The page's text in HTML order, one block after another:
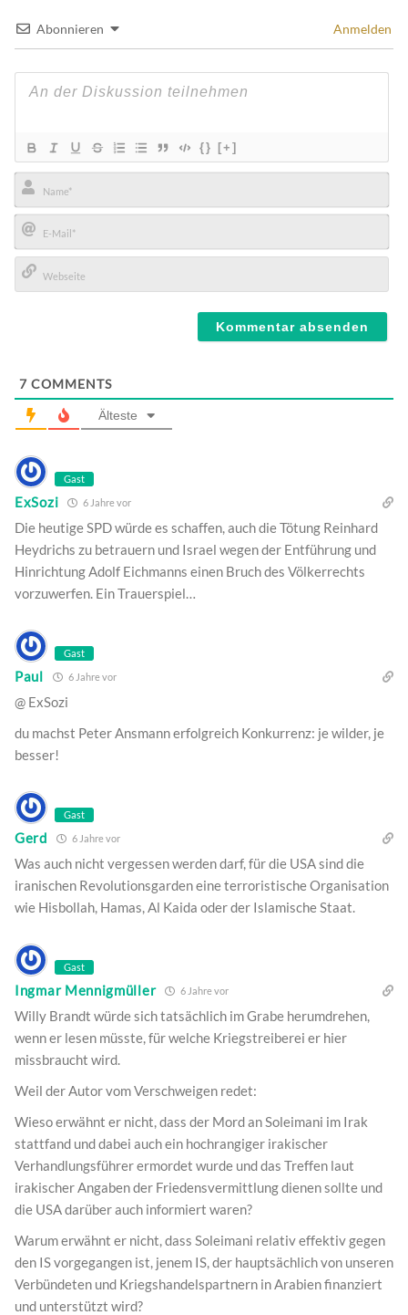
Abonnieren Anmelden
{} [+]
Name*
E-
Mail*
7 COMMENTS
Älteste
Gast
ExSozi 6 Jahre vor
Die heutige SPD würde es schaffen, auch die Tötung Reinhard
Heydrichs zu betrauern und Israel wegen der Entführung und
Hinrichtung Adolf Eichmanns einen Bruch des Völkerrechts
vorzuwerfen. Ein Trauerspiel…
Gast
Paul 6 Jahre vor
@ ExSozi
du machst Peter Ansmann erfolgreich Konkurrenz: je wilder, je
besser!
Gast
Gerd 6 Jahre vor
Was auch nicht vergessen werden darf, für die USA sind die
iranischen Revolutionsgarden eine terroristische Organisation
wie Hisbollah, Hamas, Al Kaida oder der Islamische Staat.
Gast
Ingmar Mennigmüller 6 Jahre vor
Willy Brandt würde sich tatsächlich im Grabe herumdrehen,
wenn er lesen müsste, für welche Kriegstreiberei er hier
missbraucht wird.
Weil der Autor vom Verschweigen redet:
Wieso erwähnt er nicht, dass der Mord an Soleimani im Irak
stattfand und dabei auch ein hochrangiger irakischer
Verhandlungsführer ermordet wurde und das Treffen laut
irakischer Angaben der Friedensvermittlung dienen sollte und
die USA darüber auch informiert waren?
Warum erwähnt er nicht, dass Soleimani relativ effektiv gegen
den IS vorgegangen ist, jenem IS, der hauptsächlich von unseren
Verbündeten und Kriegshandelspartnern in Arabien finanziert
und unterstützt wird?